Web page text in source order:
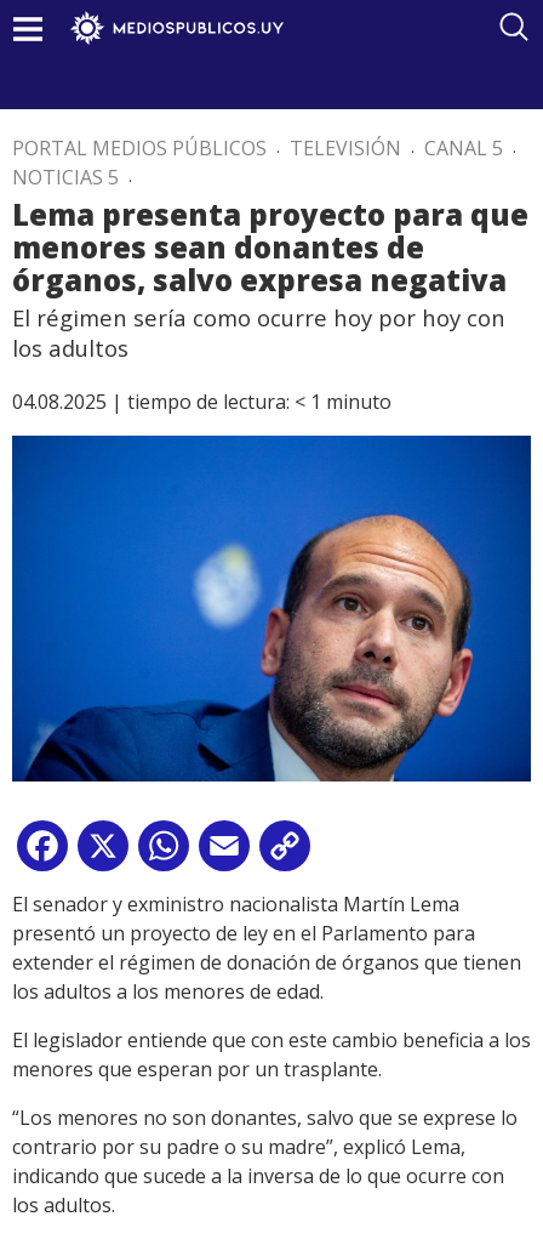
PORTAL MEDIOS PÚBLICOS . TELEVISIÓN . CANAL 5 .
NOTICIAS 5 .
Lema presenta proyecto para que
menores sean donantes de
órganos, salvo expresa negativa
El régimen sería como ocurre hoy por hoy con
los adultos
04.08.2025 | tiempo de lectura: < 1 minuto
Facebook
X WhatsApp
Email
Link
El senador y exministro nacionalista Martín Lema
presentó un proyecto de ley en el Parlamento para
extender el régimen de donación de órganos que tienen
los adultos a los menores de edad.
El legislador entiende que con este cambio beneficia a los
menores que esperan por un trasplante.
“Los menores no son donantes, salvo que se exprese lo
contrario por su padre o su madre”, explicó Lema,
indicando que sucede a la inversa de lo que ocurre con
los adultos.